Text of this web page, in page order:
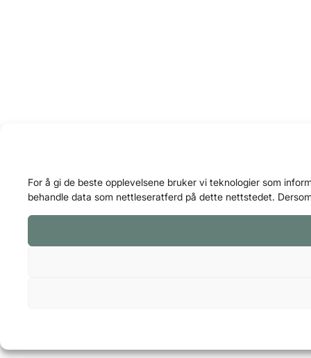
For å gi de beste opplevelsene bruker vi teknologier som
behandle data som nettleseratferd på dette nettstedet.